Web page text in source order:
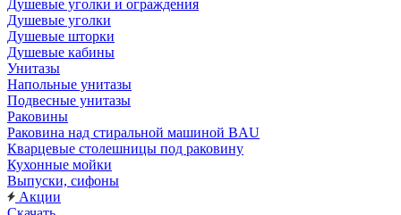
Душевые уголки и ограждения
Душевые уголки
Душевые шторки
Душевые кабины
Унитазы
Напольные унитазы
Подвесные унитазы
Раковины
Раковина над стиральной машиной BAU
Кварцевые столешницы под раковину
Кухонные мойки
Выпуски, сифоны
Акции